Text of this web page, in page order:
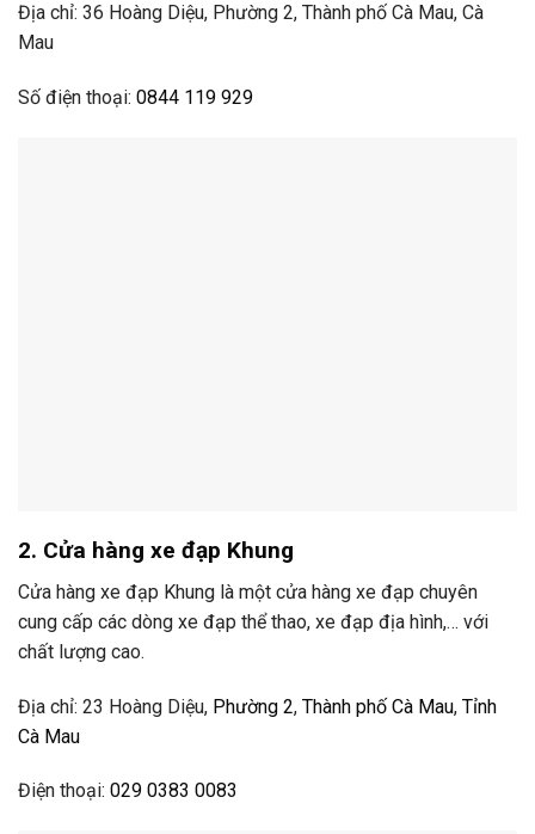
Địa chỉ: 36 Hoàng Diệu, Phường 2, Thành phố Cà Mau, Cà
Mau
Số điện thoại: 0844 119 929
2. Cửa hàng xe đạp Khung
Cửa hàng xe đạp Khung là một cửa hàng xe đạp chuyên
cung cấp các dòng xe đạp thể thao, xe đạp địa hình,… với
chất lượng cao.
Địa chỉ: 23 Hoàng Diệu, Phường 2, Thành phố Cà Mau, Tỉnh
Cà Mau
Điện thoại: 029 0383 0083